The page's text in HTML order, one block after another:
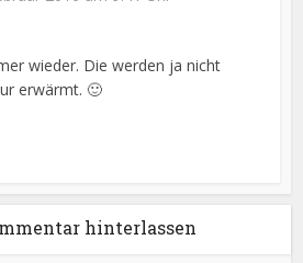
wieder. Die werden ja nicht
erwärmt. 🙂
hinterlassen